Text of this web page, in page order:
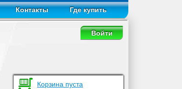
Контакты Где купить
Войти
Корзина пуста